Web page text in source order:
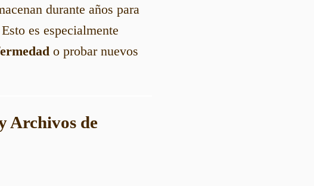
durante años para
es especialmente
o probar nuevos
Archivos de